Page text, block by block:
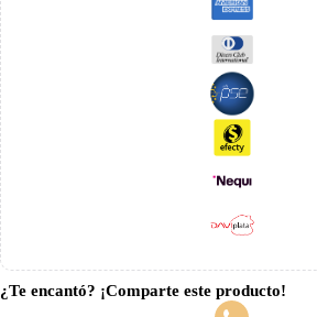
¿Te encantó? ¡Comparte este producto!